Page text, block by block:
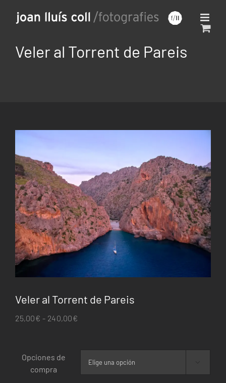
Veler al Torrent de Pareis
Veler al Torrent de Pareis
25,00€ - 240,00€
desde
25,00€
Opciones de
compra